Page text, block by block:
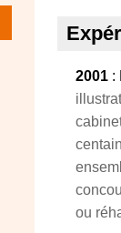
2001 :
ou